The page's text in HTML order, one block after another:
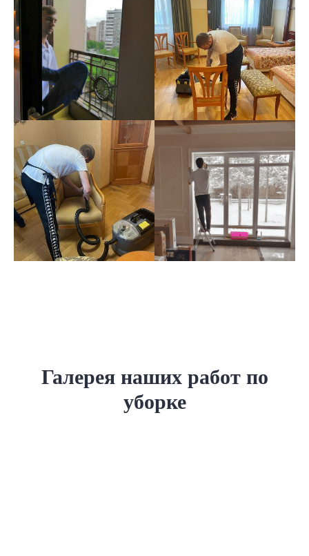
Галерея наших работ по
уборке